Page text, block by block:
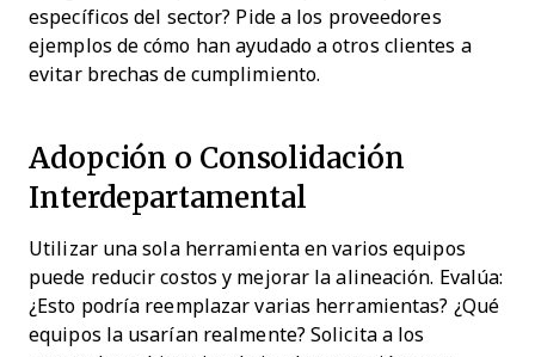
específicos del sector? Pide a los proveedores
ejemplos de cómo han ayudado a otros clientes a
evitar brechas de cumplimiento.
Adopción o Consolidación
Interdepartamental
Utilizar una sola herramienta en varios equipos
puede reducir costos y mejorar la alineación. Evalúa:
¿Esto podría reemplazar varias herramientas? ¿Qué
equipos la usarían realmente? Solicita a los